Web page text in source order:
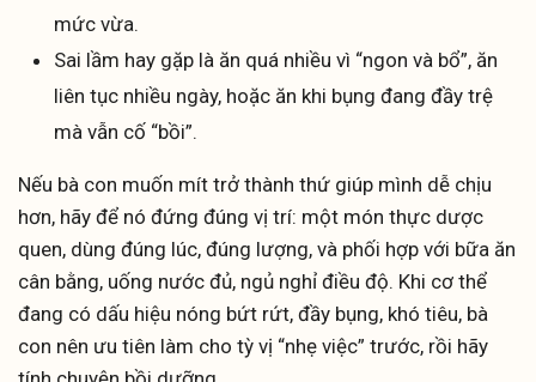
mức vừa.
Sai lầm hay gặp là ăn quá nhiều vì “ngon và bổ”, ăn
liên tục nhiều ngày, hoặc ăn khi bụng đang đầy trệ
mà vẫn cố “bồi”.
Nếu bà con muốn mít trở thành thứ giúp mình dễ chịu
hơn, hãy để nó đứng đúng vị trí: một món thực dược
quen, dùng đúng lúc, đúng lượng, và phối hợp với bữa ăn
cân bằng, uống nước đủ, ngủ nghỉ điều độ. Khi cơ thể
đang có dấu hiệu nóng bứt rứt, đầy bụng, khó tiêu, bà
con nên ưu tiên làm cho tỳ vị “nhẹ việc” trước, rồi hãy